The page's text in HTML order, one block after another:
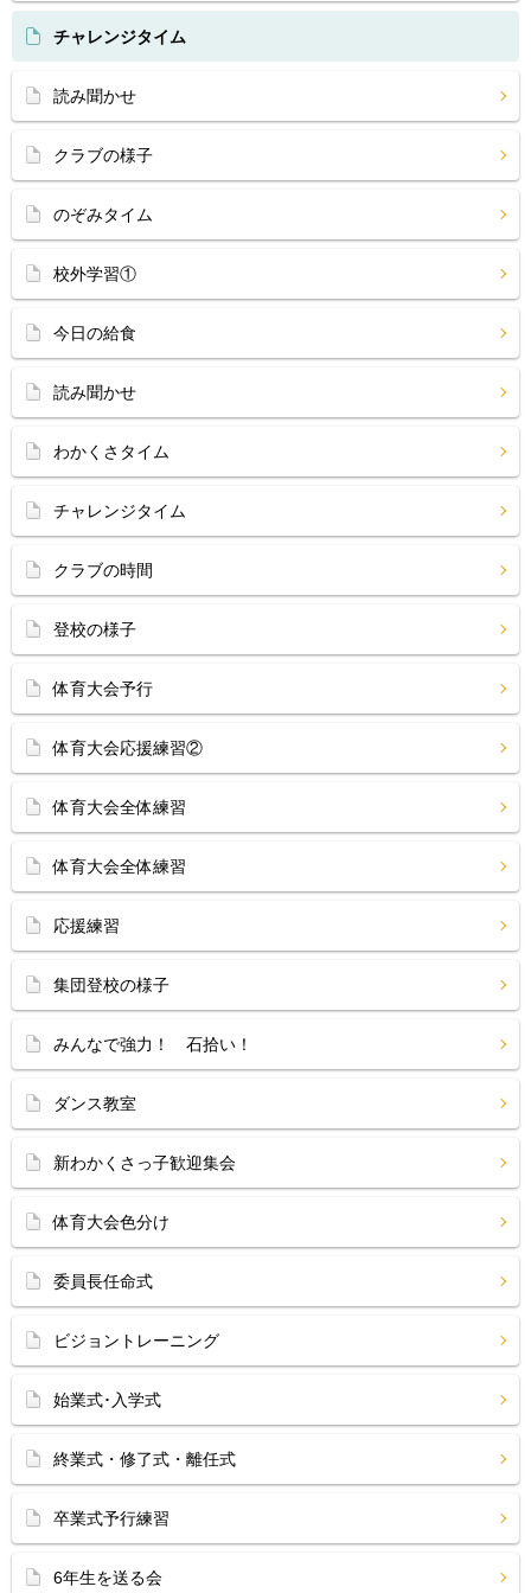
チャレンジタイム
読み聞かせ
クラブの様子
のぞみタイム
校外学習①
今日の給食
読み聞かせ
わかくさタイム
チャレンジタイム
クラブの時間
登校の様子
体育大会予行
体育大会応援練習②
体育大会全体練習
体育大会全体練習
応援練習
集団登校の様子
みんなで強力！ 石拾い！
ダンス教室
新わかくさっ子歓迎集会
体育大会色分け
委員長任命式
ビジョントレーニング
始業式･入学式
終業式・修了式・離任式
卒業式予行練習
6年生を送る会